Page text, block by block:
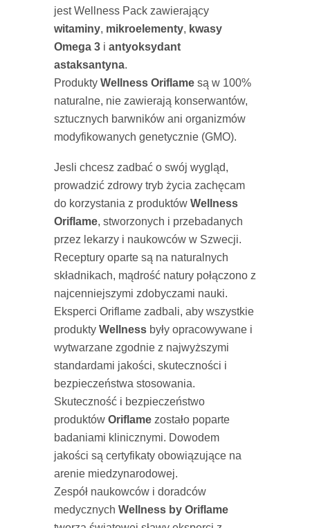
jest Wellness Pack zawierający
witaminy, mikroelementy, kwasy
Omega 3 i antyoksydant
astaksantyna.
Produkty Wellness Oriflame są w 100%
naturalne, nie zawierają konserwantów,
sztucznych barwników ani organizmów
modyfikowanych genetycznie (GMO).
Jesli chcesz zadbać o swój wygląd,
prowadzić zdrowy tryb życia zachęcam
do korzystania z produktów Wellness
Oriflame, stworzonych i przebadanych
przez lekarzy i naukowców w Szwecji.
Receptury oparte są na naturalnych
składnikach, mądrość natury połączono z
najcenniejszymi zdobyczami nauki.
Eksperci Oriflame zadbali, aby wszystkie
produkty Wellness były opracowywane i
wytwarzane zgodnie z najwyższymi
standardami jakości, skuteczności i
bezpieczeństwa stosowania.
Skuteczność i bezpieczeństwo
produktów Oriflame zostało poparte
badaniami klinicznymi. Dowodem
jakości są certyfikaty obowiązujące na
arenie miedzynarodowej.
Zespół naukowców i doradców
medycznych Wellness by Oriflame